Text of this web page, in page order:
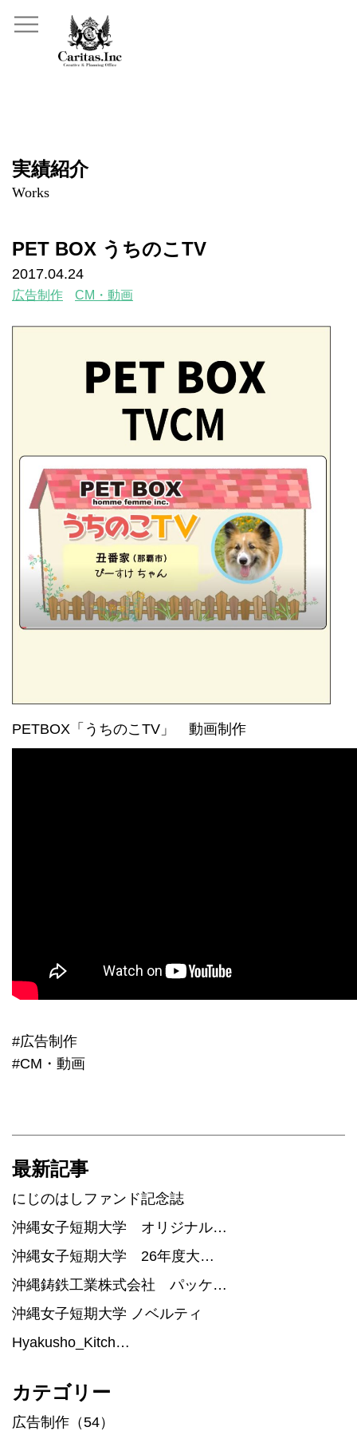
実績紹介
Works
PET BOX うちのこTV
2017.04.24
広告制作 CM・動画
PETBOX「うちのこTV」 動画制作
#広告制作
#CM・動画
最新記事
にじのはしファンド記念誌
沖縄女子短期大学 オリジナル…
沖縄女子短期大学 26年度大…
沖縄鋳鉄工業株式会社 パッケ…
沖縄女子短期大学 ノベルティ
Hyakusho_Kitch…
カテゴリー
広告制作（54）